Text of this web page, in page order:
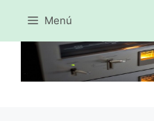
Saltar
al
contenido
Menú